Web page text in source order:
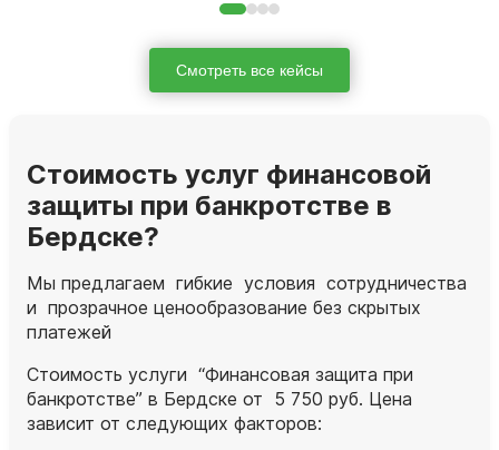
Смотреть все кейсы
Стоимость услуг финансовой
защиты при банкротстве в
Бердске?
Мы предлагаем гибкие условия сотрудничества
и прозрачное ценообразование без скрытых
платежей
Стоимость услуги “Финансовая защита при
банкротстве” в Бердске от 5 750 руб. Цена
зависит от следующих факторов: